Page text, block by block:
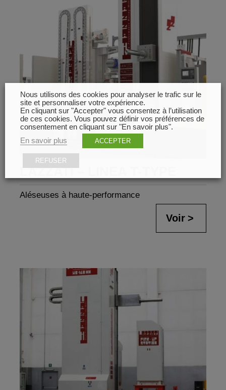
LAZZATI – LINEA T-TYPE
Aléseuses à haute-performance
Voir
Nous utilisons des cookies pour analyser le trafic sur le
site et personnaliser votre expérience.
En cliquant sur "Accepter" vous consentez à l’utilisation
de ces cookies. Vous pouvez définir vos préférences de
consentement en cliquant sur "En savoir plus".
En savoir plus
ACCEPTER
REFUSER